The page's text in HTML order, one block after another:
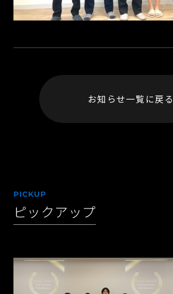
お知らせ一覧に戻る
PICKUP
ピックアップ